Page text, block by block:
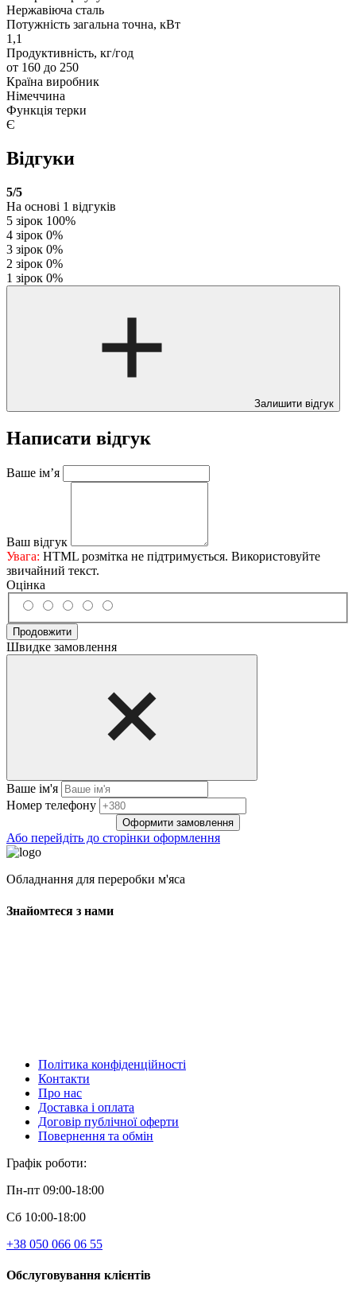
Нержавіюча сталь
Потужність загальна точна, кВт
1,1
Продуктивність, кг/год
от 160 до 250
Країна виробник
Німеччина
Функція терки
Є
Відгуки
5/5
На основі 1 відгуків
5 зірок 100%
4 зірок 0%
3 зірок 0%
2 зірок 0%
1 зірок 0%
Залишити відгук
Написати відгук
Ваше ім’я
Ваш відгук
Увага: HTML розмітка не підтримується. Використовуйте
звичайний текст.
Оцінка
Продовжити
Швидке замовлення
Ваше ім'я
Нoмep тeлeфoнy
Оформити замовлення
Або перейдіть до сторінки оформлення
Обладнання для переробки м'яса
Знайомтеся з нами
Політика конфіденційності
Контакти
Про нас
Доставка і оплата
Договір публічної оферти
Повернення та обмін
Графік роботи:
Пн-пт 09:00-18:00
Сб 10:00-18:00
+38 050 066 06 55
Обслуговування клієнтів